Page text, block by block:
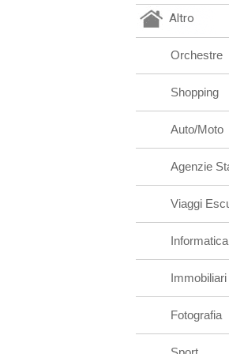
Altro
Orchestre
Shopping
Auto/Moto
Agenzie
Viaggi
Informatica
Immobiliari
Fotografia